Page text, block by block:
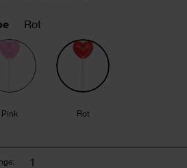
Rot
Pink Rot